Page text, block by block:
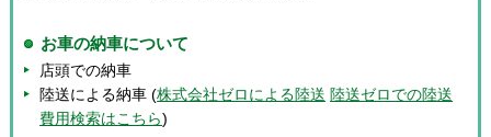
お車の納車について
店頭での納車
陸送による納車 (株式会社ゼロによる陸送 陸送ゼロでの陸送
費用検索はこちら)